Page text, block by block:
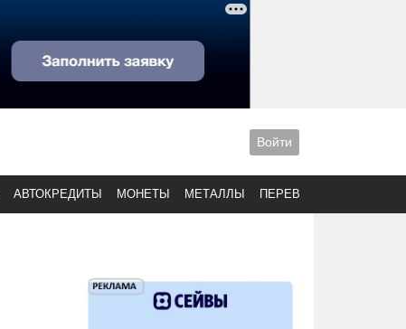
Войти
АВТОКРЕДИТЫ МОНЕТЫ МЕТАЛЛЫ ПЕРЕВОДЫ